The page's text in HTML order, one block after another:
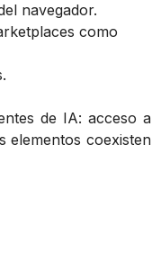
navegador.
como
de IA: acceso a
elementos coexisten